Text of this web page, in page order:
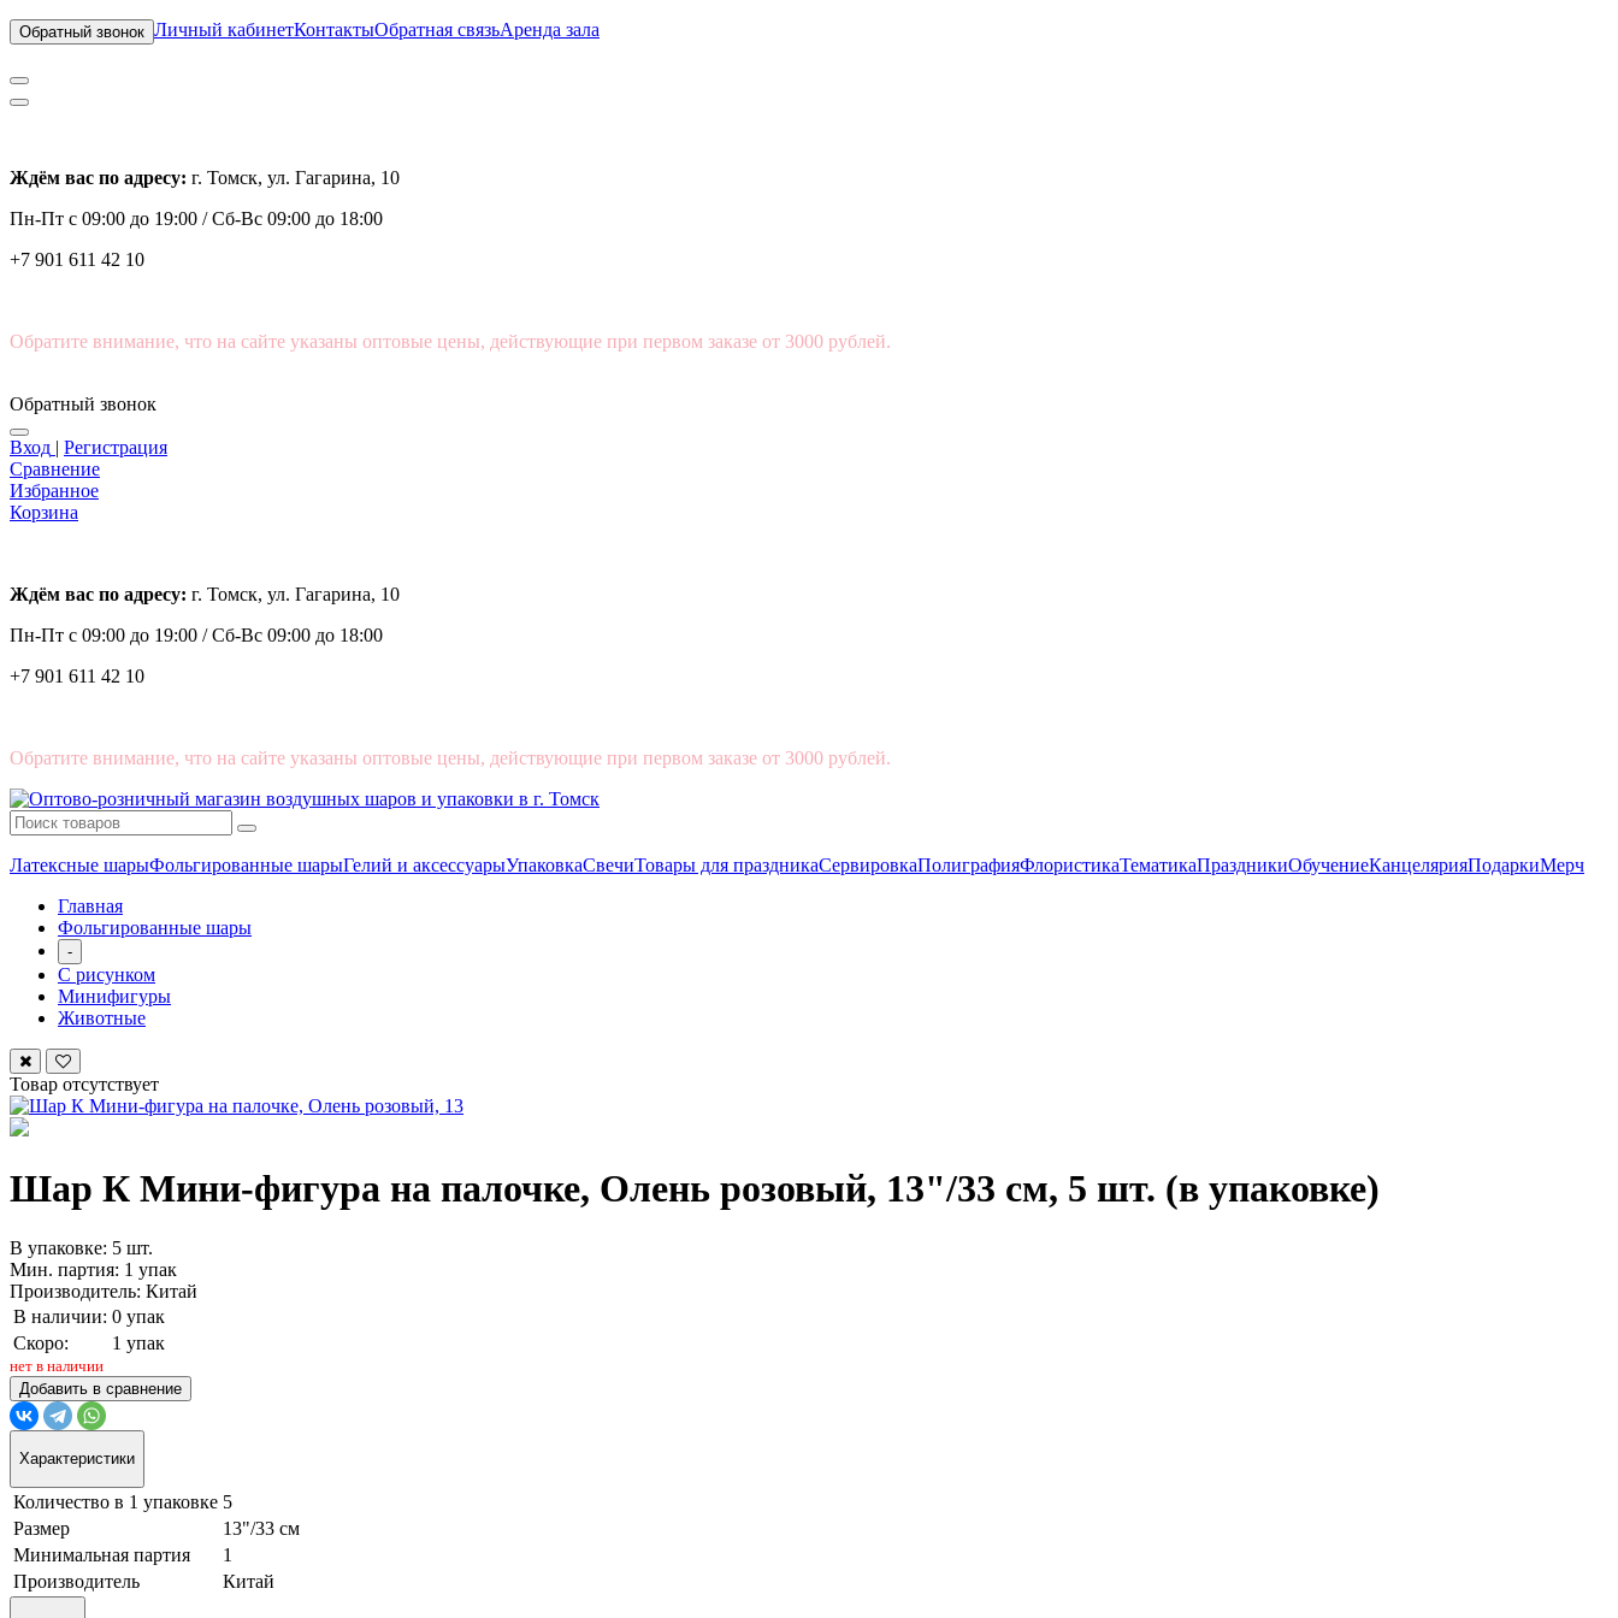
Обратный звонок Личный кабинетКонтактыОбратная связьАренда зала
Ждём вас по адресу: г. Томск, ул. Гагарина, 10
Пн-Пт с 09:00 до 19:00 /Сб-Вс 09:00 до 18:00
+7 901 611 42 10
Обратите внимание, что на сайте указаны оптовые цены, действующие при первом заказе от 3000 рублей.
Обратный звонок
Вход | Регистрация
Сравнение
Избранное
Корзина
Ждём вас по адресу: г. Томск, ул. Гагарина, 10
Пн-Пт с 09:00 до 19:00 /Сб-Вс 09:00 до 18:00
+7 901 611 42 10
Обратите внимание, что на сайте указаны оптовые цены, действующие при первом заказе от 3000 рублей.
Латексные шарыФольгированные шарыГелий и аксессуарыУпаковкаСвечиТовары для праздникаСервировкаПолиграфияФлористикаТематикаПраздникиОбучениеКанцелярияПодаркиМерч
Главная
Фольгированные шары
-
С рисунком
Минифигуры
Животные
Товар отсутствует
Шар К Мини-фигура на палочке, Олень розовый, 13"/33 см, 5 шт. (в упаковке)
В упаковке: 5 шт.
Мин. партия: 1 упак
Производитель: Китай
В наличии: 0 упак
Скоро:
1 упак
нет в наличии
Добавить в сравнение
Характеристики
Количество в 1 упаковке 5
Размер
13"/33 см
Минимальная партия
1
Производитель
Китай